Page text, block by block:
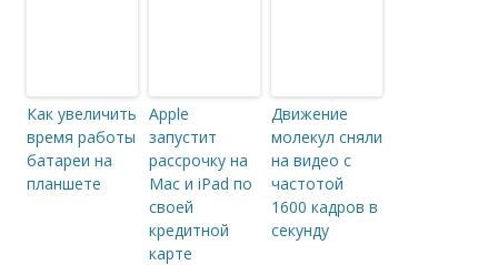
Как увеличить
время работы
батареи на
планшете
Apple
запустит
рассрочку на
Mac и iPad по
своей
кредитной
карте
Движение
молекул сняли
на видео с
частотой
1600 кадров в
секунду